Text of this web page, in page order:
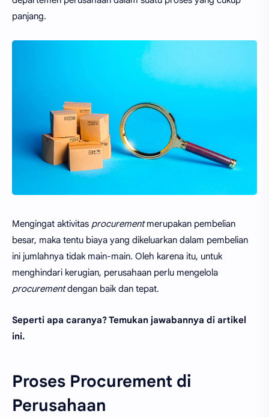
panjang.
Mengingat aktivitas procurementmerupakan pembelian
besar, maka tentu biaya yang dikeluarkan dalam pembelian
ini jumlahnya tidak main-main. Oleh karena itu, untuk
menghindari kerugian, perusahaan perlu mengelola
procurementdengan baik dan tepat.
Seperti apa caranya? Temukan jawabannya di artikel
ini.
Proses Procurement di
Perusahaan